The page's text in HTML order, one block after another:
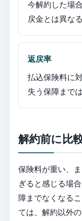
今解約した場
戻金とは異な
返戻率
払込保険料に
失う保障まで
解約前に比
保険料が重い、
ぎると感じる場
障までなくなる
ては、解約以外